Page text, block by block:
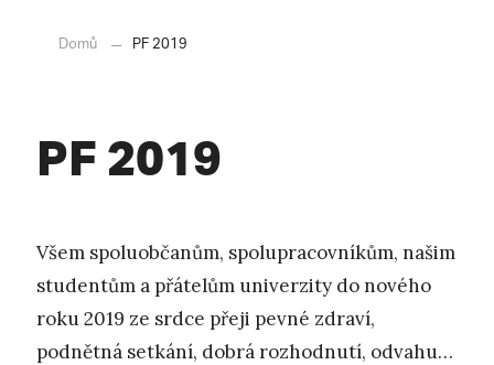
Domů PF 2019
PF 2019
Všem spoluobčanům, spolupracovníkům, našim
studentům a přátelům univerzity do nového
roku 2019 ze srdce přeji pevné zdraví,
podnětná setkání, dobrá rozhodnutí, odvahu…